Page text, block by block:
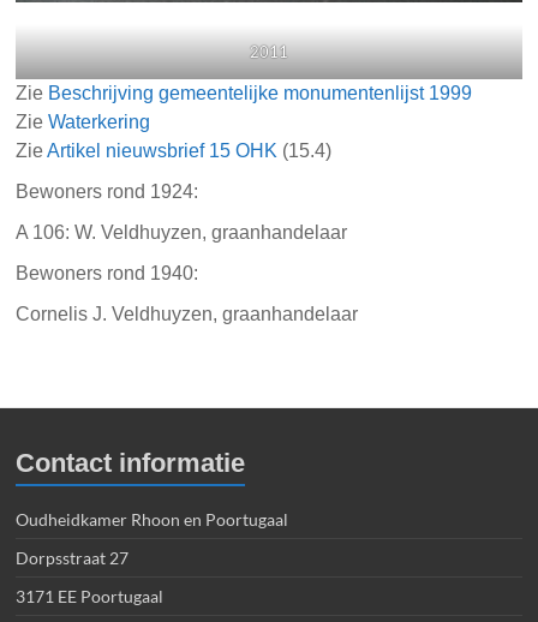
2011
Zie Beschrijving gemeentelijke monumentenlijst 1999
ZieWaterkering
ZieArtikel nieuwsbrief 15 OHK (15.4)
Bewoners rond 1924:
A 106: W. Veldhuyzen, graanhandelaar
Bewoners rond 1940:
Cornelis J. Veldhuyzen, graanhandelaar
Contact informatie
Oudheidkamer Rhoon en Poortugaal
Dorpsstraat 27
3171 EE Poortugaal